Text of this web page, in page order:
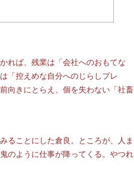
れば、残業は「会社へのおもてな
「控えめな自分へのじらしプレ
向きにとらえ、個を失わない「社畜
ることにした倉良。ところが、人ま
のように仕事が降ってくる。やつれ